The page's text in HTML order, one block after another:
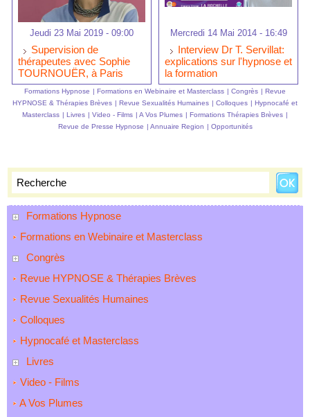
Formations Hypnose
Formations en Webinaire et Masterclass
Congrès
Revue HYPNOSE & Thérapies Brèves
Revue Sexualités Humaines
Colloques
Hypnocafé et Masterclass
Livres
Video - Films
A Vos Plumes
Jeudi 23 Mai 2019 - 09:00
Supervision de
thérapeutes avec Sophie
TOURNOUËR, à Paris
Mercredi 14 Mai 2014 - 16:49
Interview Dr T. Servillat:
explications sur l'hypnose et
la formation
Formations Hypnose | Formations en Webinaire et Masterclass | Congrès | Revue
HYPNOSE & Thérapies Brèves | Revue Sexualités Humaines | Colloques | Hypnocafé et
Masterclass | Livres | Video - Films | A Vos Plumes | Formations Thérapies Brèves |
Revue de Presse Hypnose | Annuaire Region | Opportunités